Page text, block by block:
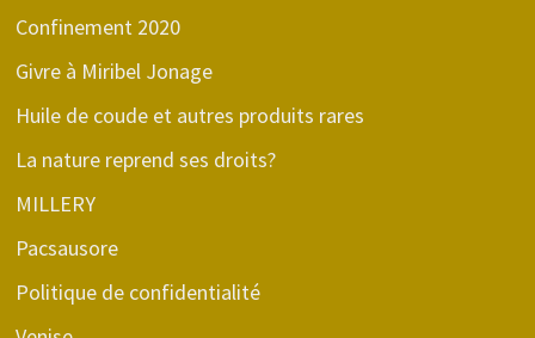
Confinement 2020
Givre à Miribel Jonage
Huile de coude et autres produits rares
La nature reprend ses droits?
MILLERY
Pacsausore
Politique de confidentialité